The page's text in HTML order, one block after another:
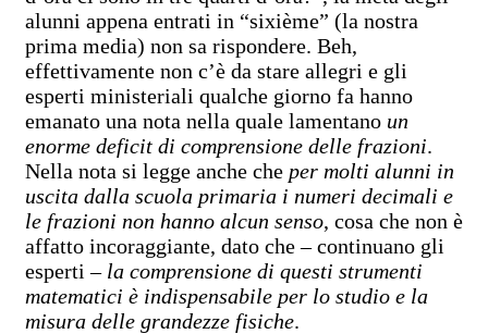
alunni appena entrati in “sixième” (la nostra
prima media) non sa rispondere. Beh,
effettivamente non c’è da stare allegri e gli
esperti ministeriali qualche giorno fa hanno
emanato una nota nella quale lamentano un
enorme deficit di comprensione delle frazioni.
Nella nota si legge anche che per molti alunni in
uscita dalla scuola primaria i numeri decimali e
le frazioni non hanno alcun senso, cosa che non è
affatto incoraggiante, dato che – continuano gli
esperti – la comprensione di questi strumenti
matematici è indispensabile per lo studio e la
misura delle grandezze fisiche.